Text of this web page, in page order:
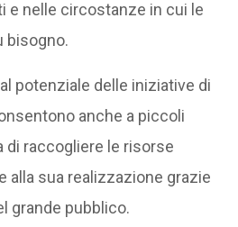
e nelle circostanze in cui le
bisogno.
potenziale delle iniziative di
anche a piccoli
di raccogliere le risorse
alla sua realizzazione grazie
grande pubblico.